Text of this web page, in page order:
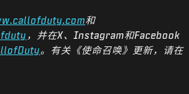
和
，并在X、Instagram和Facebook
。有关《使命召唤》更新，请在